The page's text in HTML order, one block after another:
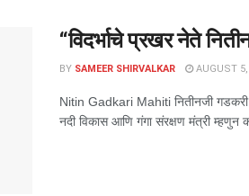
“विदर्भाचे प्रखर नेते
BY SAMEER SHIRVALKAR AUGUST
Nitin Gadkari Mahiti नितीनजी गडकरी
नदी विकास आणि गंगा संरक्षण मंत्री म्हणुन